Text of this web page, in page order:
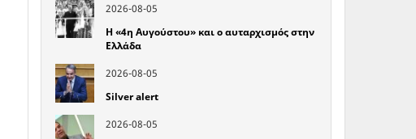
2026-08-05
Η «4η Αυγούστου» και ο αυταρχισμός στην
Ελλάδα
2026-08-05
Silver alert
2026-08-05